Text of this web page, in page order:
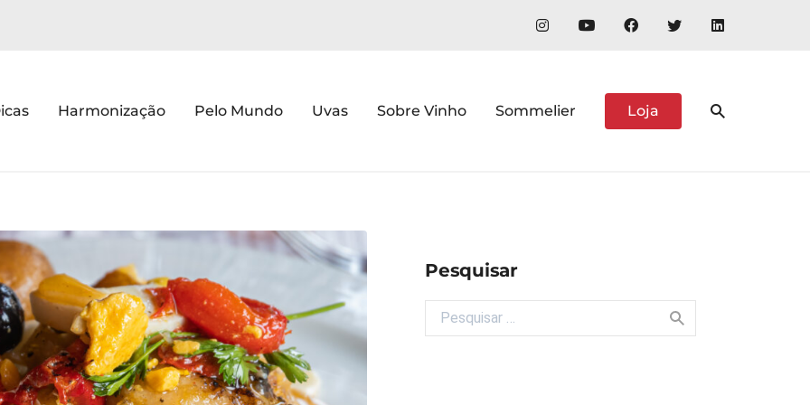
Harmonização Pelo Mundo Uvas Sobre Vinho Sommelier Loja
Pesquisar
Buscar por: